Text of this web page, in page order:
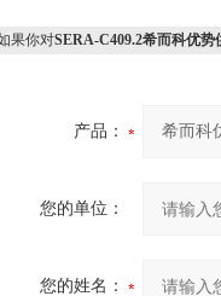
果你对SERA-C409.2希而科优势
产品：
您的单位：
您的姓名：